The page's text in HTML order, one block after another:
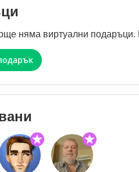
няма виртуални подаръци.